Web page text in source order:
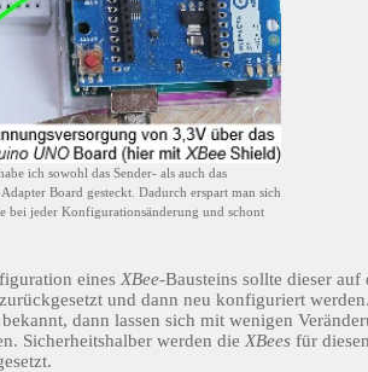
ich sowohl das Sender- als auch das
Board gesteckt. Dadurch erspart man sich
bei jeder Konfigurationsänderung und schont
eines XBee-Bausteins sollte dieser auf
und dann neu konfiguriert
dann lassen sich mit wenigen
Sicherheitshalber werden die XBeesfür